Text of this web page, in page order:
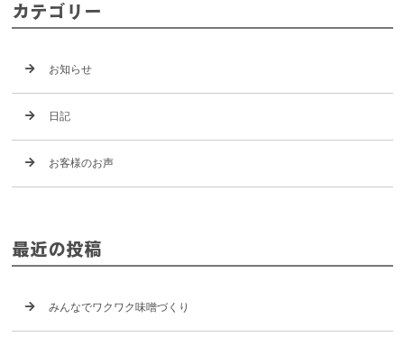
カテゴリー
お知らせ
日記
お客様のお声
最近の投稿
みんなでワクワク味噌づくり